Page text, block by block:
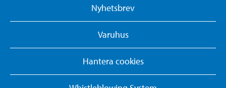
Nyhetsbrev
Varuhus
Hantera cookies